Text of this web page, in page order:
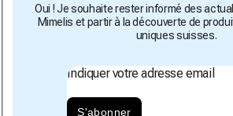
Oui ! Je souhaite rester informé des
Mimelis et partir à la découverte de
uniques suisses.
Indiquer votre adresse email
S'abonner